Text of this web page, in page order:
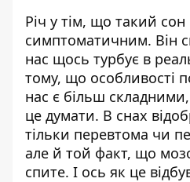
Річ у тім, що такий
симптоматичним. Він
нас щось турбує в
тому, що особливості
нас є більш
це думати. В снах
тільки перевтома чи
але й той факт, що
спите. І ось як це